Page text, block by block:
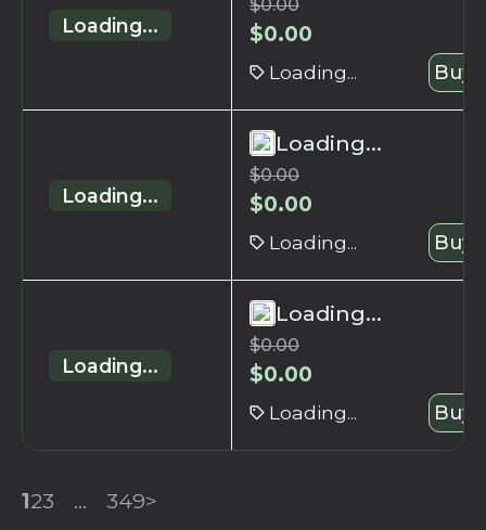
Loading...
$0.00
$0.00
Loading... Buy
Loading...
Loading...
$0.00
$0.00
Loading... Buy
Loading...
Loading...
$0.00
$0.00
Loading... Buy
123 ... 349>